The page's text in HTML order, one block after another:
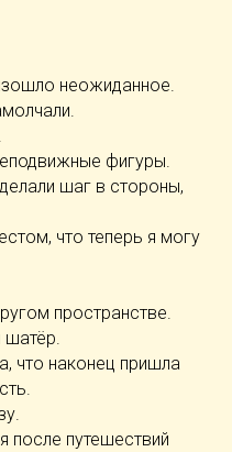
неожиданное.
фигуры.
шаг в стороны,
что теперь я могу
пространстве.
шатёр.
что наконец пришла
после путешествий